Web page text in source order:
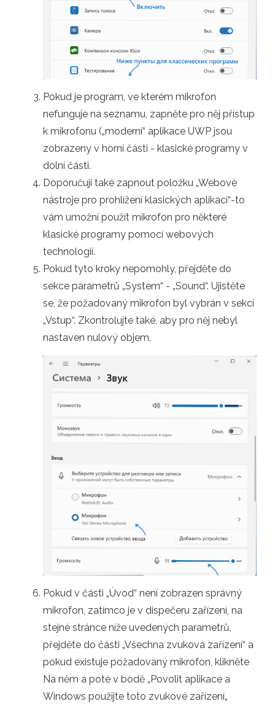
Pokud je program, ve kterém mikrofon
nefunguje na seznamu, zapněte pro něj přístup
k mikrofonu („moderní“ aplikace UWP jsou
zobrazeny v horní části - klasické programy v
dolní části.
Doporučuji také zapnout položku „Webové
nástroje pro prohlížení klasických aplikací“-to
vám umožní použít mikrofon pro některé
klasické programy pomocí webových
technologií.
Pokud tyto kroky nepomohly, přejděte do
sekce parametrů „System“ - „Sound“. Ujistěte
se, že požadovaný mikrofon byl vybrán v sekci
„Vstup“. Zkontrolujte také, aby pro něj nebyl
nastaven nulový objem.
Pokud v části „Úvod“ není zobrazen správný
mikrofon, zatímco je v dispečeru zařízení, na
stejné stránce níže uvedených parametrů,
přejděte do části „Všechna zvuková zařízení“ a
pokud existuje požadovaný mikrofon, klikněte
Na něm a poté v bodě „Povolit aplikace a
Windows použijte toto zvukové zařízení„